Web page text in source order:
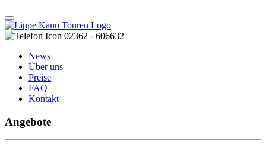
02362 - 606632
News
Über uns
Preise
FAQ
Kontakt
Angebote